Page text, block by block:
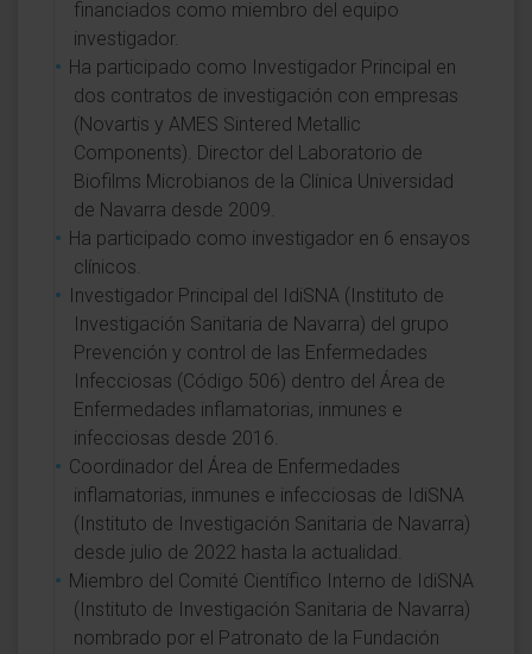
financiados como miembro del equipo
investigador.
Ha participado como Investigador Principal en
dos contratos de investigación con empresas
(Novartis y AMES Sintered Metallic
Components). Director del Laboratorio de
Biofilms Microbianos de la Clínica Universidad
de Navarra desde 2009.
Ha participado como investigador en 6 ensayos
clínicos.
Investigador Principal del IdiSNA (Instituto de
Investigación Sanitaria de Navarra) del grupo
Prevención y control de las Enfermedades
Infecciosas (Código 506) dentro del Área de
Enfermedades inflamatorias, inmunes e
infecciosas desde 2016.
Coordinador del Área de Enfermedades
inflamatorias, inmunes e infecciosas de IdiSNA
(Instituto de Investigación Sanitaria de Navarra)
desde julio de 2022 hasta la actualidad.
Miembro del Comité Científico Interno de IdiSNA
(Instituto de Investigación Sanitaria de Navarra)
nombrado por el Patronato de la Fundación